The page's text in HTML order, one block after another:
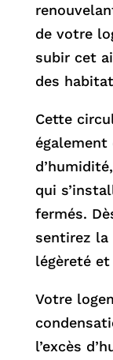
de votre
subir cet
des
Cette
également
qui
fermés.
sentirez la
légèreté
Votre
l’excès